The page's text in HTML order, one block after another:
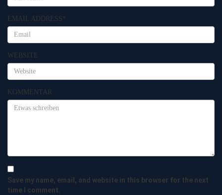
EMAIL ADDRESS*
WEBSITE
KOMMENTAR
Save my name, email, and website in this browser for the next
time I comment.